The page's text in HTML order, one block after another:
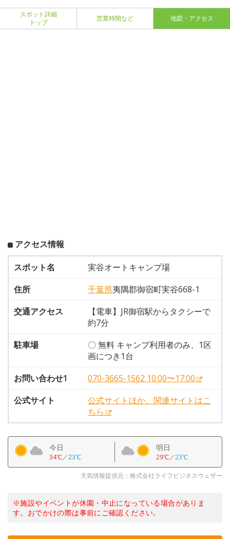
スポット詳細
トップ
営業時間など 地図・アクセス
アクセス情報
スポット名
実谷オートキャンプ場
住所
千葉県夷隅郡御宿町実谷668-1
交通アクセス
【電車】JR御宿駅からタクシーで
約7分
駐車場
〇 無料 キャンプ利用者のみ、1区
画につき1台
お問い合わせ1
070-3665-1562 10:00〜17:00
公式サイト
公式サイトほか、関連サイトはこ
ちら
今日
34℃／23℃
明日
29℃／23℃
天気情報提供元：株式会社ライフビジネスウェザー
※施設やイベントが休園・中止になっている場合がありま
す。おでかけの際は事前にご確認ください。